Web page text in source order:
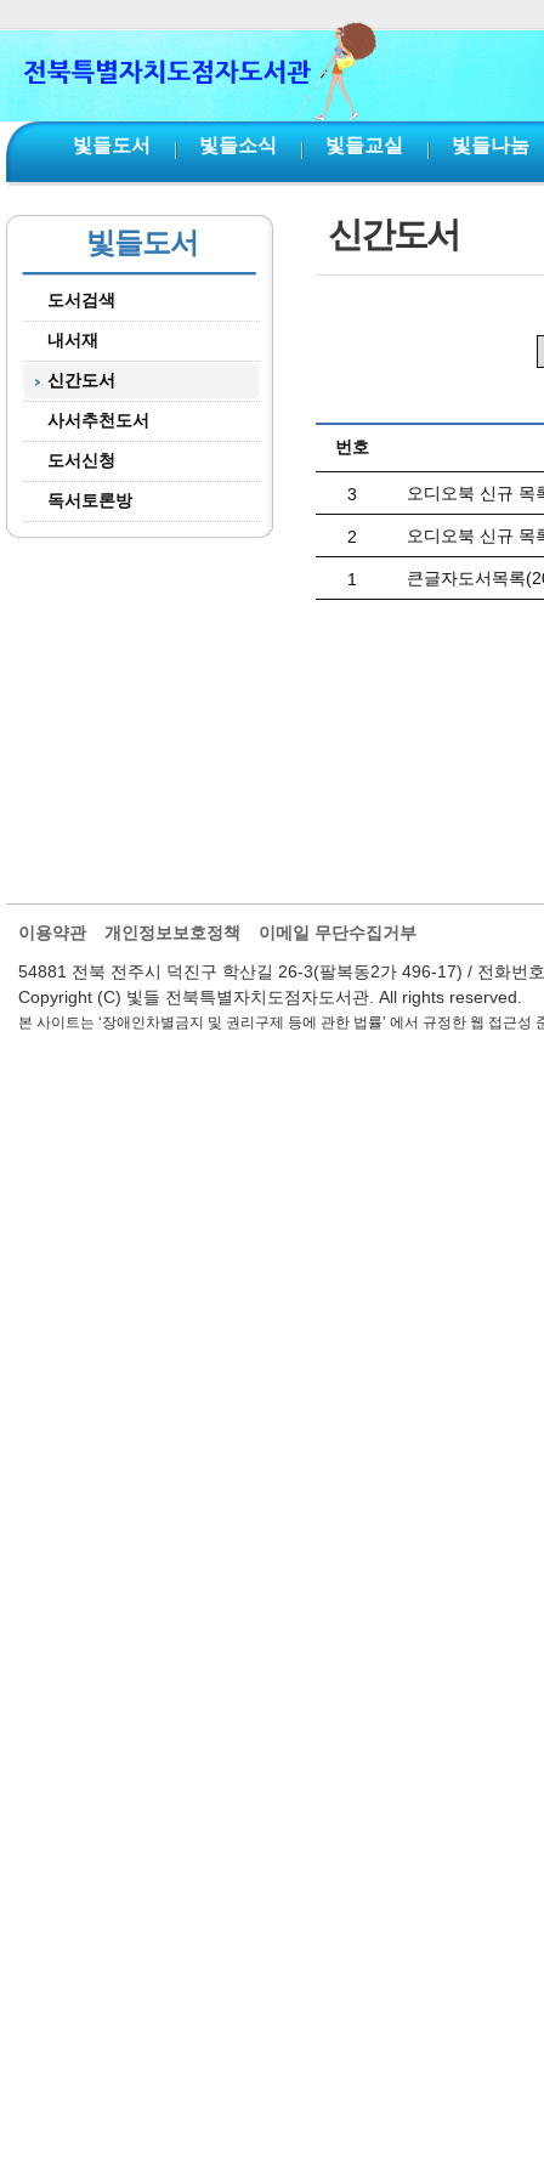
빛들도서 빛들소식 빛들교실 빛들나눔
빛들도서
도서검색
내서재
신간도서
사서추천도서
도서신청
독서토론방
신간도서
번호
3 오디오북 신규 목
2 오디오북 신규 목
1 큰글자도서목록
이용약관 개인정보보호정책
이메일 무단수집거부
54881 전북 전주시 덕진구 학산길 26-3(팔복동2가 496-17) / 전화
Copyright (C) 빛들 전북특별자치도점자도서관. All rights reserved.
본 사이트는 ‘장애인차별금지 및 권리구제 등에 관한 법률’ 에서 규정한 웹 접근